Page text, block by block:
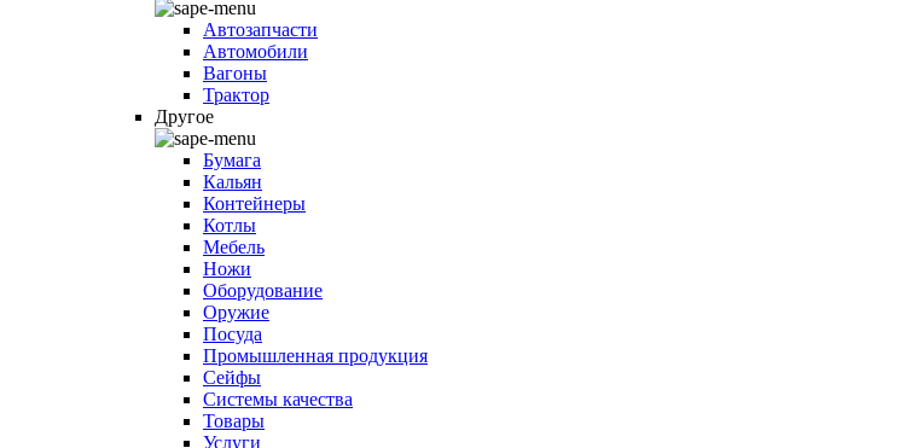
Автозапчасти
Автомобили
Вагоны
Трактор
Другое
Бумага
Кальян
Контейнеры
Котлы
Мебель
Ножи
Оборудование
Оружие
Посуда
Промышленная продукция
Сейфы
Системы качества
Товары
Услуги